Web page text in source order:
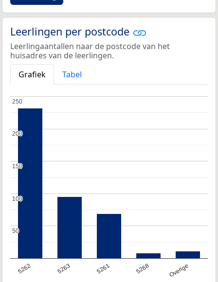
Leerlingen per postcode
Leerlingaantallen naar de postcode van het
huisadres van de leerlingen.
Grafiek
Tabel
5262 5263 5261 5268 Overige
50
50
100
100
150
150
200
200
250
250